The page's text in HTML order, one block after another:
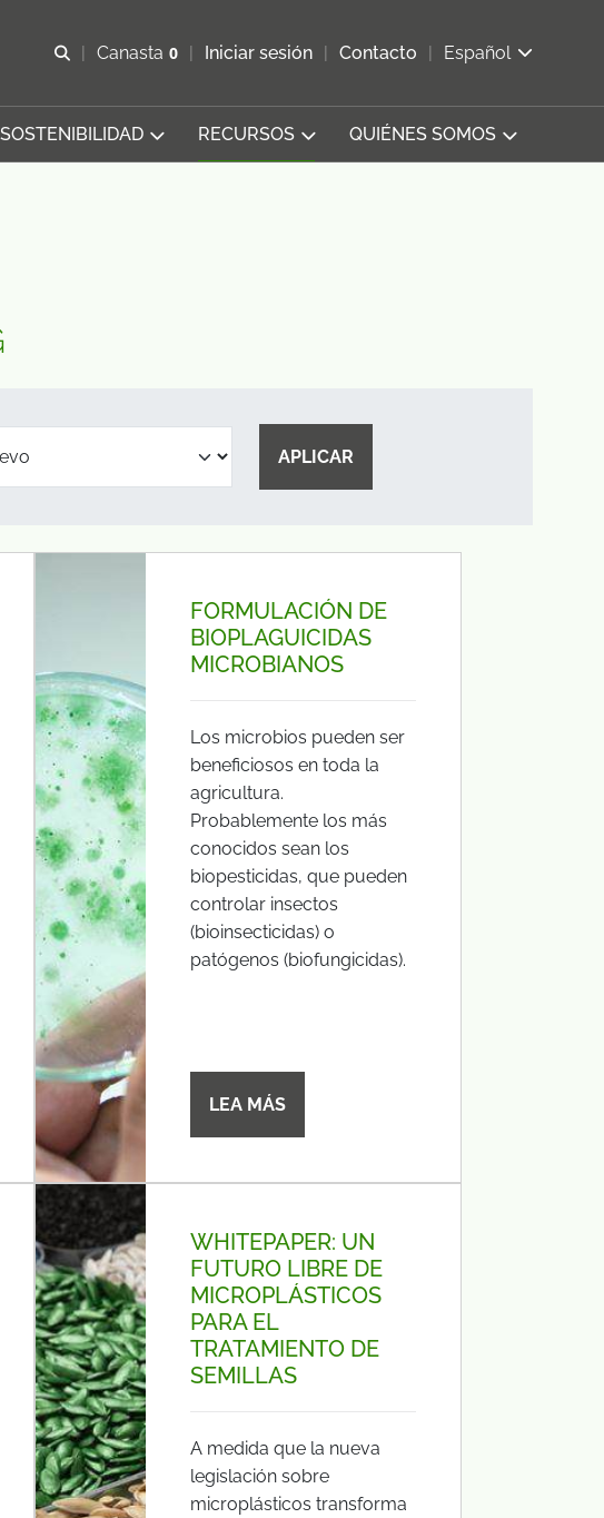
Abrir b&#250;squeda
Canasta 0
Ver carrito
Iniciar sesión Contacto Español
SOSTENIBILIDAD RECURSOS QUIÉNES SOMOS
APLICAR
FORMULACIÓN DE
BIOPLAGUICIDAS
MICROBIANOS
Los microbios pueden ser
beneficiosos en toda la
agricultura.
Probablemente los más
conocidos sean los
biopesticidas, que pueden
controlar insectos
(bioinsecticidas) o
patógenos (biofungicidas).
LEA MÁS
WHITEPAPER: UN
FUTURO LIBRE DE
MICROPLÁSTICOS
PARA EL
TRATAMIENTO DE
SEMILLAS
A medida que la nueva
legislación sobre
microplásticos transforma